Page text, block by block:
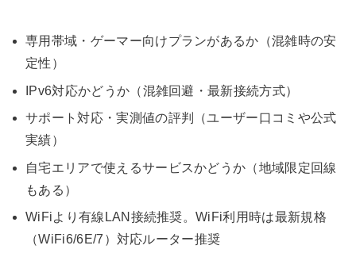
専用帯域・ゲーマー向けプランがあるか（混雑時の安
定性）
IPv6対応かどうか（混雑回避・最新接続方式）
サポート対応・実測値の評判（ユーザー口コミや公式
実績）
自宅エリアで使えるサービスかどうか（地域限定回線
もある）
WiFiより有線LAN接続推奨。WiFi利用時は最新規格
（WiFi6/6E/7）対応ルーター推奨